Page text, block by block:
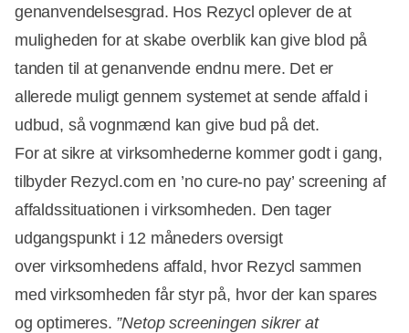
genanvendelsesgrad. Hos Rezycl oplever de at
muligheden for at skabe overblik kan give blod på
tanden til at genanvende endnu mere. Det er
allerede muligt gennem systemet at sende affald i
udbud, så vognmænd kan give bud på det.
For at sikre at virksomhederne kommer godt i gang,
tilbyder Rezycl.com en ’no cure-no pay’ screening af
affaldssituationen i virksomheden. Den tager
udgangspunkt i 12 måneders oversigt
over virksomhedens affald, hvor Rezycl sammen
med virksomheden får styr på, hvor der kan spares
og optimeres. ”Netop screeningen sikrer at